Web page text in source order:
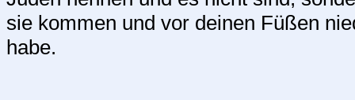
sie kommen und vor deinen Füßen
habe.